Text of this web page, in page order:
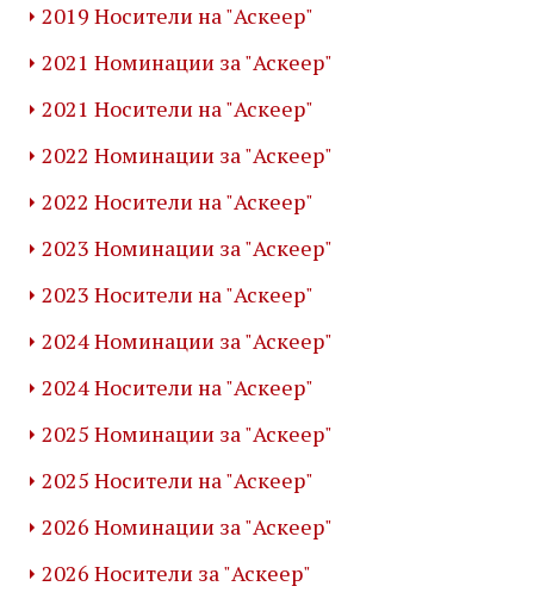
2019 Носители на "Аскеер"
2021 Номинации за "Аскеер"
2021 Носители на "Аскеер"
2022 Номинации за "Аскеер"
2022 Носители на "Аскеер"
2023 Номинации за "Аскеер"
2023 Носители на "Аскеер"
2024 Номинации за "Аскеер"
2024 Носители на "Аскеер"
2025 Номинации за "Аскеер"
2025 Носители на "Аскеер"
2026 Номинации за "Аскеер"
2026 Носители за "Аскеер"